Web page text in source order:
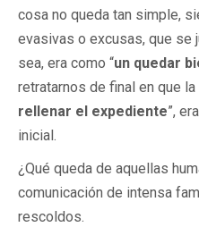
cosa no queda tan simple,
evasivas o excusas, que se
sea, era como “un quedar
retratarnos de final en que
rellenar el expediente”,
inicial.
¿Qué queda de aquellas
comunicación de intensa
rescoldos.